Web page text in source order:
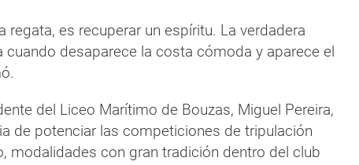
regata, es recuperar un espíritu. La verdadera
cuando desaparece la costa cómoda y aparece el
del Liceo Marítimo de Bouzas, Miguel Pereira,
de potenciar las competiciones de tripulación
modalidades con gran tradición dentro del club